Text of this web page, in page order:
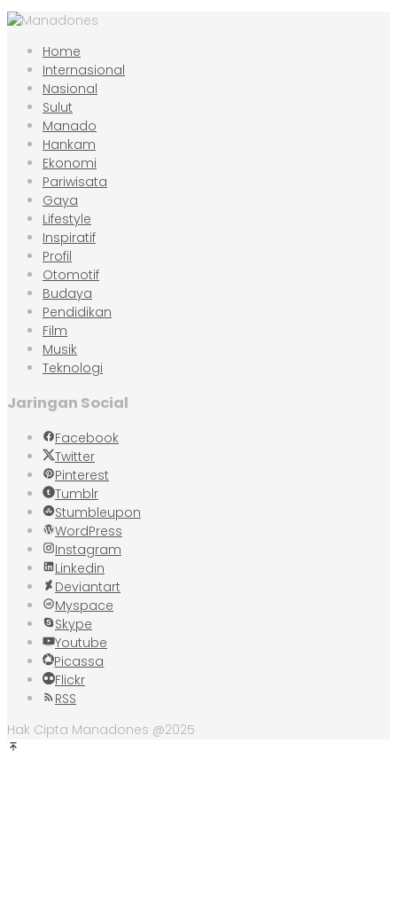
Home
Internasional
Nasional
Sulut
Manado
Hankam
Ekonomi
Pariwisata
Gaya
Lifestyle
Inspiratif
Profil
Otomotif
Budaya
Pendidikan
Film
Musik
Teknologi
Jaringan Social
Facebook
Twitter
Pinterest
Tumblr
Stumbleupon
WordPress
Instagram
Linkedin
Deviantart
Myspace
Skype
Youtube
Picassa
Flickr
RSS
Hak Cipta Manadones @2025